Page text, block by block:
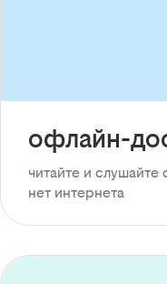
офлайн-
читайте и
нет интернета